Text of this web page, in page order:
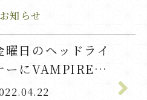
お知らせ
曜日のヘッドライ
ーにVAMPIRE
決定！